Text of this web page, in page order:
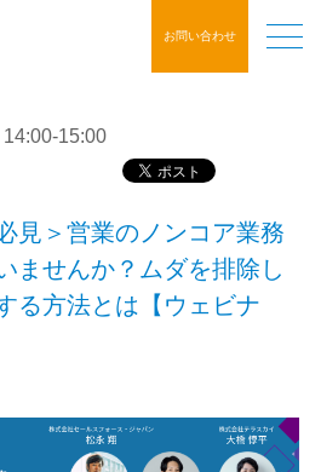
お問い合わせ
15:00
見＞営業のノンコア業務
ませんか？ムダを排除し
る方法とは【ウェビナ